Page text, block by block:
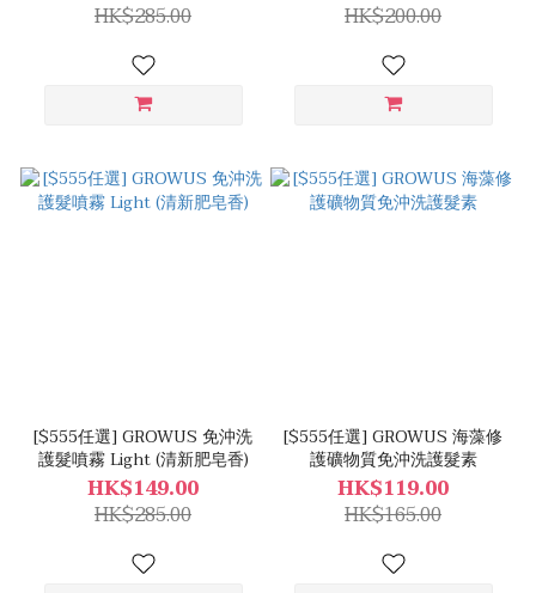
HK$285.00 HK$200.00
[$555任選] GROWUS 免沖洗
護髮噴霧 Light (清新肥皂香)
HK$149.00
HK$285.00
[$555任選] GROWUS 海藻修
護礦物質免沖洗護髮素
HK$119.00
HK$165.00